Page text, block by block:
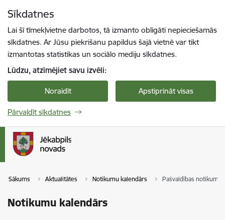
Sīkdatnes
Lai šī tīmekļvietne darbotos, tā izmanto obligāti nepieciešamās
sīkdatnes. Ar Jūsu piekrišanu papildus šajā vietnē var tikt
izmantotas statistikas un sociālo mediju sīkdatnes.
Lūdzu, atzīmējiet savu izvēli:
Noraidīt Apstiprināt visas
Pārvaldīt sīkdatnes
Sākums Aktualitātes Notikumu kalendārs Pašvaldības notikumi
Notikumu kalendārs